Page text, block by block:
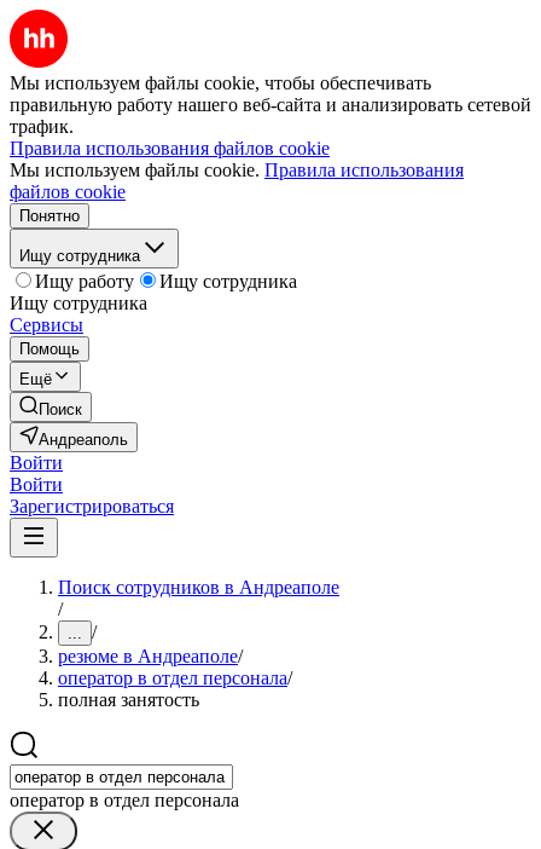
Мы используем файлы cookie, чтобы обеспечивать
правильную работу нашего веб-сайта и анализировать сетевой
трафик.
Правила использования файлов cookie
Мы используем файлы cookie. Правила использования
файлов cookie
Понятно
Ищу сотрудника
Ищу работу
Ищу сотрудника
Ищу сотрудника
Сервисы
Помощь
Ещё
Поиск
Андреаполь
Войти
Войти
Зарегистрироваться
Поиск сотрудников в Андреаполе
/
... /
резюме в Андреаполе/
оператор в отдел персонала/
полная занятость
оператор в отдел персонала